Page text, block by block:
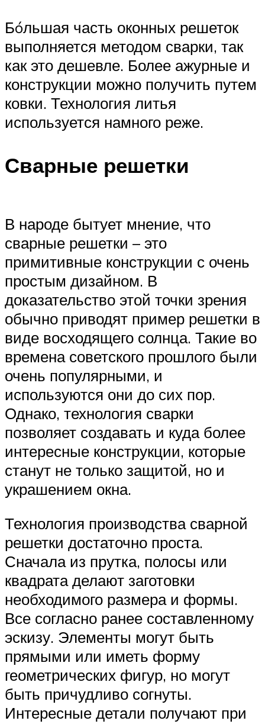
Бóльшая часть оконных решеток
выполняется методом сварки, так
как это дешевле. Более ажурные и
конструкции можно получить путем
ковки. Технология литья
используется намного реже.
Сварные решетки
В народе бытует мнение, что
сварные решетки – это
примитивные конструкции с очень
простым дизайном. В
доказательство этой точки зрения
обычно приводят пример решетки в
виде восходящего солнца. Такие во
времена советского прошлого были
очень популярными, и
используются они до сих пор.
Однако, технология сварки
позволяет создавать и куда более
интересные конструкции, которые
станут не только защитой, но и
украшением окна.
Технология производства сварной
решетки достаточно проста.
Сначала из прутка, полосы или
квадрата делают заготовки
необходимого размера и формы.
Все согласно ранее составленному
эскизу. Элементы могут быть
прямыми или иметь форму
геометрических фигур, но могут
быть причудливо согнуты.
Интересные детали получают при